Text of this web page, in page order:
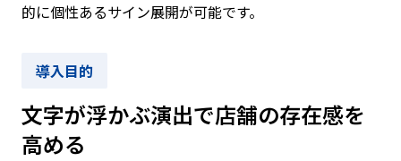
的に個性あるサイン展開が可能です。
文字が浮かぶ演出で店舗の存在感を
高める